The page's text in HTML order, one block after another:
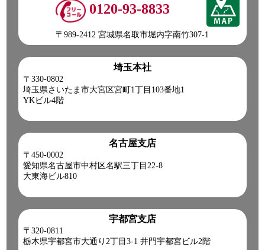
0120-93-8833
〒989-2412 宮城県名取市堀内字南竹307-1
埼玉本社
〒330-0802
埼玉県さいたま市大宮区宮町1丁目103番地1
YKビル4階
名古屋支店
〒450-0002
愛知県名古屋市中村区名駅三丁目22-8
大東海ビル810
宇都宮支店
〒320-0811
栃木県宇都宮市大通り2丁目3-1 井門宇都宮ビル2階